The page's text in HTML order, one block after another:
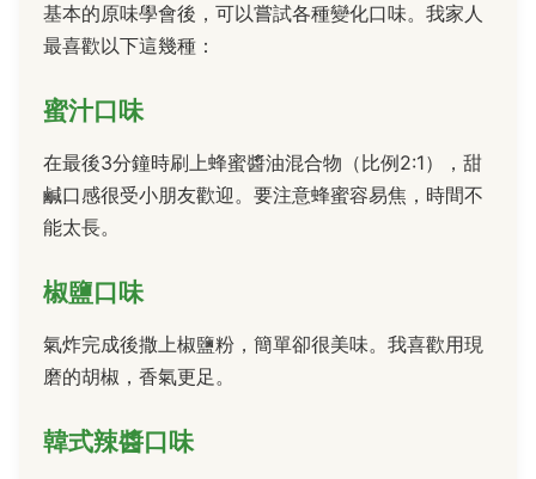
基本的原味學會後，可以嘗試各種變化口味。我家人
最喜歡以下這幾種：
蜜汁口味
在最後3分鐘時刷上蜂蜜醬油混合物（比例2:1），甜
鹹口感很受小朋友歡迎。要注意蜂蜜容易焦，時間不
能太長。
椒鹽口味
氣炸完成後撒上椒鹽粉，簡單卻很美味。我喜歡用現
磨的胡椒，香氣更足。
韓式辣醬口味